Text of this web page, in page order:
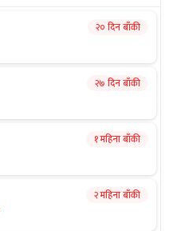
२० दिन बाँकी
२७ दिन बाँकी
१ महिना बाँकी
२ महिना बाँकी